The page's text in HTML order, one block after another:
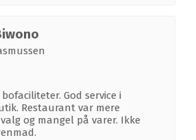
God service i
Restaurant var mere
og mangel på varer. Ikke